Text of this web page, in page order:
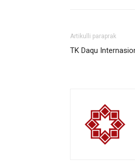
Artikulli paraprak
TK Daqu